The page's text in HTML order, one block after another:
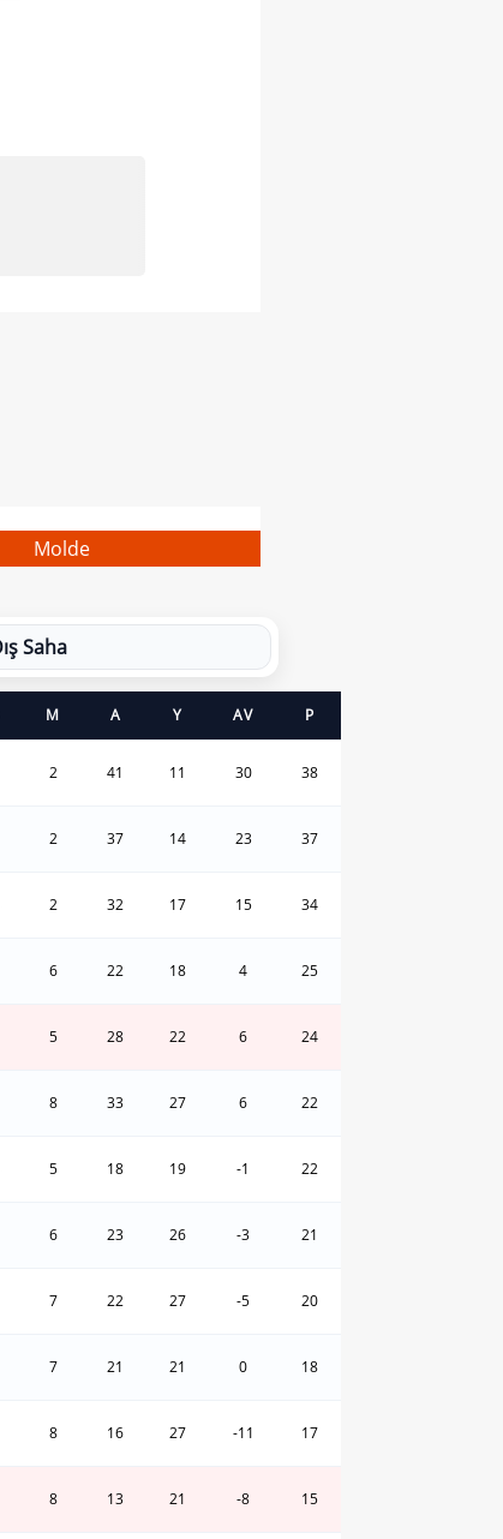
Molde
Saha
M A Y AV P
2 41 11 30 38
2 37 14 23 37
2 32 17 15 34
6 22 18 4 25
5 28 22 6 24
8 33 27 6 22
5 18 19 -1 22
6 23 26 -3 21
7 22 27 -5 20
7 21 21 0 18
8 16 27 -11 17
8 13 21 -8 15